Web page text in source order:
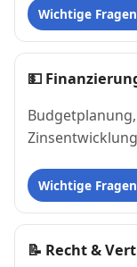
Wichtige Fragen
💵
Wichtige Fragen
📝 Recht &